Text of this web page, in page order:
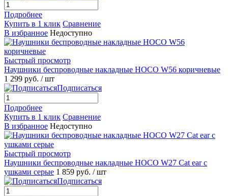
Подробнее
Купить в 1 клик Сравнение
В избранное Недоступно
Быстрый просмотр
Наушники беспроводные накладные HOCO W56 коричневые
1 299 руб. / шт
Подписаться
Подробнее
Купить в 1 клик Сравнение
В избранное Недоступно
Быстрый просмотр
Наушники беспроводные накладные HOCO W27 Cat ear с
ушками серые 1 859 руб. / шт
Подписаться